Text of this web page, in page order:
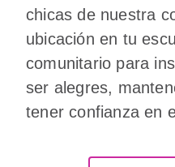
chicas de nuestra
ubicación en tu
comunitario para
ser alegres,
tener confianza en